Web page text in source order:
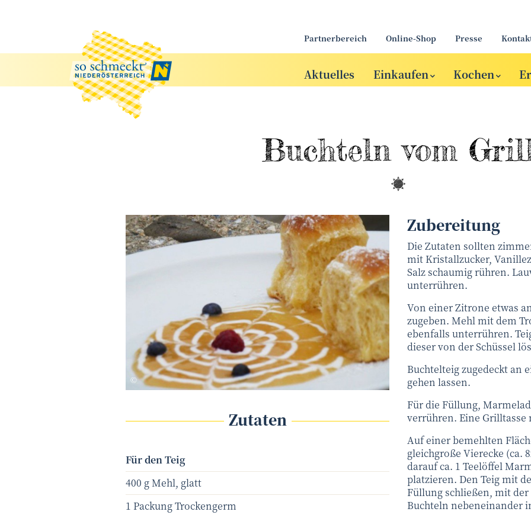
Partnerbereich Online-Shop Presse
Aktuelles Einkaufen Kochen
Buchteln vom
©Adi Matzek
Zutaten
Für den Teig
400 g Mehl, glatt
1 Packung Trockengerm
Zubereitung
Die Zutaten sollten
mit Kristallzucker,
Salz schaumig rühren.
unterrühren.
Von einer Zitrone etwas
zugeben. Mehl mit dem
ebenfalls unterrühren.
dieser von der Schüssel
Buchtelteig zugedeckt an
gehen lassen.
Für die Füllung,
verrühren. Eine
Auf einer bemehlten
gleichgroße Vierecke (ca.
darauf ca. 1 Teelöffel
platzieren. Den Teig mit
Füllung schließen, mit der
Buchteln nebeneinander